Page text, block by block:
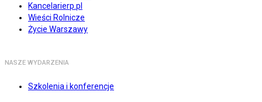
Kancelarierp.pl
Wieści Rolnicze
Życie Warszawy
NASZE WYDARZENIA
Szkolenia i konferencje